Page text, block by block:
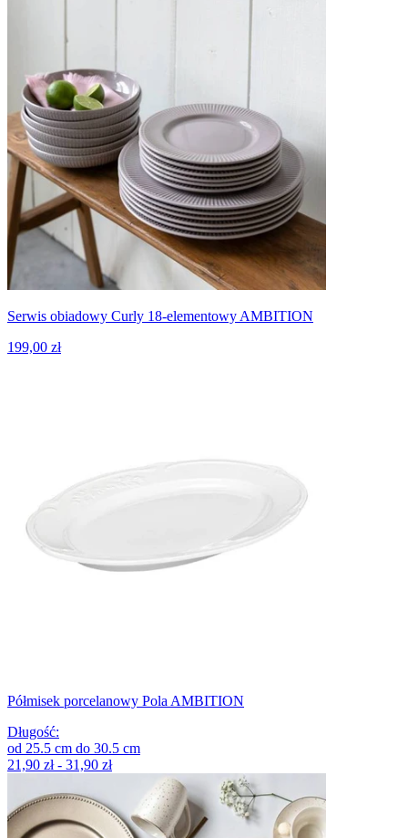
Serwis obiadowy Curly 18-elementowy AMBITION
199,00 zł
Półmisek porcelanowy Pola AMBITION
Długość:
od 25.5 cm do 30.5 cm
21,90 zł - 31,90 zł